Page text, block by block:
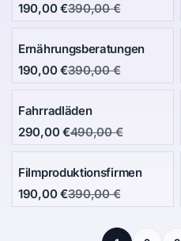
190,00 €390,00 €
Ernährungsberatungen
190,00 €390,00 €
Fahrradläden
290,00 €490,00 €
Filmproduktionsfirmen
190,00 €390,00 €